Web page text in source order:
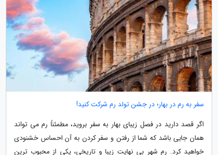
سفر به رم در بهار؛ در جشن تولد رم شرکت کنید!
اگر قصد دارید در فصل زیبای بهار به سفر بروید، مطمئناً رم می تواند
همان جایی باشد که شما از رفتن و سفر کردن به آن احساس خشنودی
خواهید کرد. رم شهر بی نهایت زیبا و تاریخی، یکی از محبوب ترین